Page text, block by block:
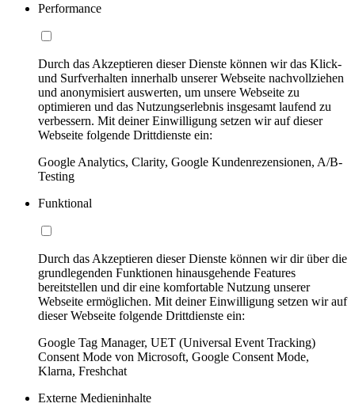
Performance
Durch das Akzeptieren dieser Dienste können wir das Klick-
und Surfverhalten innerhalb unserer Webseite nachvollziehen
und anonymisiert auswerten, um unsere Webseite zu
optimieren und das Nutzungserlebnis insgesamt laufend zu
verbessern. Mit deiner Einwilligung setzen wir auf dieser
Webseite folgende Drittdienste ein:
Google Analytics, Clarity, Google Kundenrezensionen, A/B-
Testing
Funktional
Durch das Akzeptieren dieser Dienste können wir dir über die
grundlegenden Funktionen hinausgehende Features
bereitstellen und dir eine komfortable Nutzung unserer
Webseite ermöglichen. Mit deiner Einwilligung setzen wir auf
dieser Webseite folgende Drittdienste ein:
Google Tag Manager, UET (Universal Event Tracking)
Consent Mode von Microsoft, Google Consent Mode,
Klarna, Freshchat
Externe Medieninhalte